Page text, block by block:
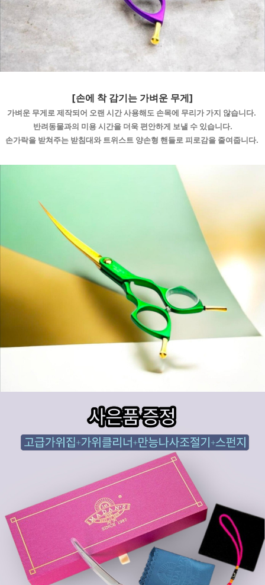
[손에 착 감기는 가벼운 무게]
가벼운 무게로 제작되어 오랜 시간 사용해도 손목에 무리가 가지 않습니다.
반려동물과의 미용 시간을 더욱 편안하게 보낼 수 있습니다.
손가락을 받쳐주는 받침대와 트위스트 양손형 핸들로 피로감을 줄여줍니다.